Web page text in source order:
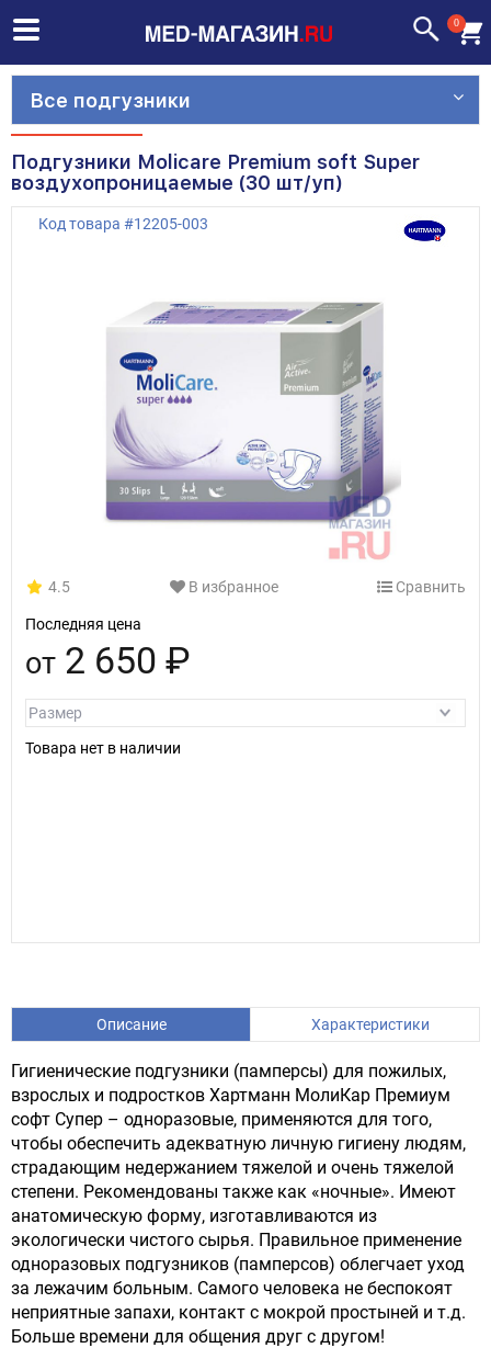
0
Все подгузники
Подгузники Molicare Premium soft Super
воздухопроницаемые (30 шт/уп)
Код товара #12205-003
4.5 В избранное Сравнить
Последняя цена
от 2 650 ₽
Товара нет в наличии
Описание Характеристики
Гигиенические подгузники (памперсы) для пожилых,
взрослых и подростков Хартманн МолиКар Премиум
софт Супер – одноразовые, применяются для того,
чтобы обеспечить адекватную личную гигиену людям,
страдающим недержанием тяжелой и очень тяжелой
степени. Рекомендованы также как «ночные». Имеют
анатомическую форму, изготавливаются из
экологически чистого сырья. Правильное применение
одноразовых подгузников (памперсов) облегчает уход
за лежачим больным. Самого человека не беспокоят
неприятные запахи, контакт с мокрой простыней и т.д.
Больше времени для общения друг с другом!